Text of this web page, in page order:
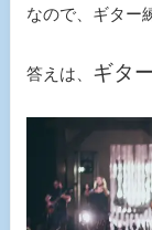
なので、ギター
答えは、 ギタ